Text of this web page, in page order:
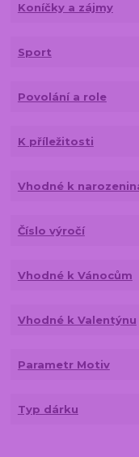
Koníčky a zájmy
Sport
Povolání a role
K příležitosti
Vhodné k
Číslo výročí
Vhodné k Vánocům
Vhodné k Valentýnu
Parametr Motiv
Typ dárku